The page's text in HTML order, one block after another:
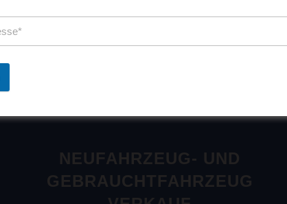
NEUFAHRZEUG- UND
GEBRAUCHTFAHRZEUG
Cookie-Einstellungen Akzeptieren